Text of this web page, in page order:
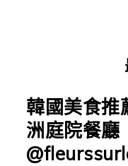
韓國美食推
洲庭院餐廳